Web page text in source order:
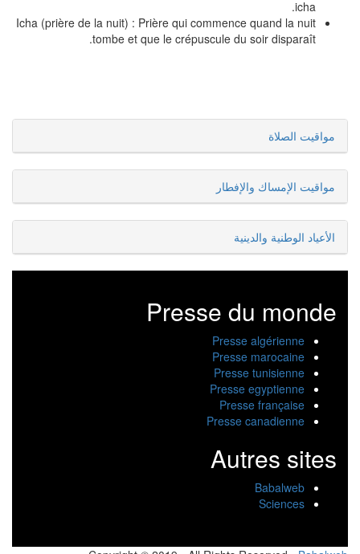
Icha (prière de la nuit) : Prière qui commence quand la nuit
tombe et que le crépuscule du soir disparaît.
مواقيت الصلاة
مواقيت الإمساك والإفطار
الأعياد الوطنية والدينية
Presse du monde
Presse algérienne
Presse marocaine
Presse tunisienne
Presse egyptienne
Presse française
Presse canadienne
Autres sites
Babalweb
Sciences